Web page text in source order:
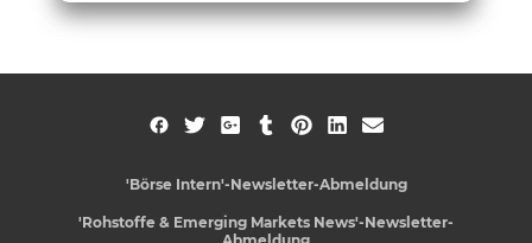
'Börse Intern'-Newsletter-Abmeldung
'Rohstoffe & Emerging Markets News'-Newsletter-